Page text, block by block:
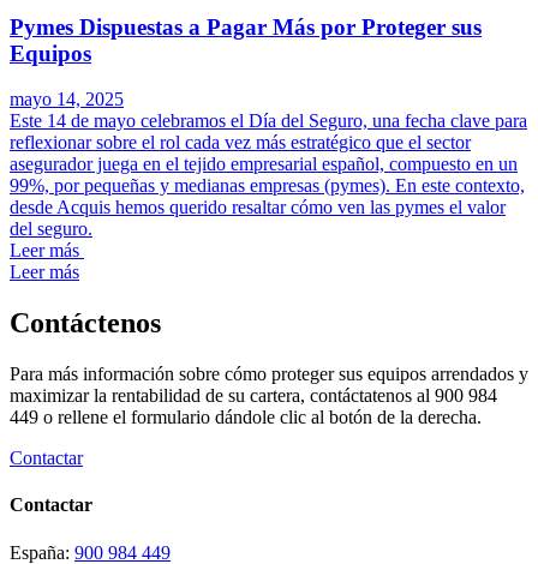
Pymes Dispuestas a Pagar Más por Proteger sus
Equipos
mayo 14, 2025
Este 14 de mayo celebramos el Día del Seguro, una fecha clave para
reflexionar sobre el rol cada vez más estratégico que el sector
asegurador juega en el tejido empresarial español, compuesto en un
99%, por pequeñas y medianas empresas (pymes). En este contexto,
desde Acquis hemos querido resaltar cómo ven las pymes el valor
del seguro.
Leer más
Leer más
Contáctenos
Para más información sobre cómo proteger sus equipos arrendados y
maximizar la rentabilidad de su cartera, contáctatenos al 900 984
449 o rellene el formulario dándole clic al botón de la derecha.
Contactar
Contactar
España: 900 984 449